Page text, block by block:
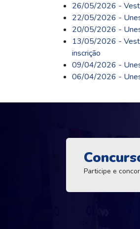
26/05/2026 -
22/05/2026 -
20/05/2026 -
13/05/2026 -
inscrição
09/04/2026 -
06/04/2026 -
Participe e